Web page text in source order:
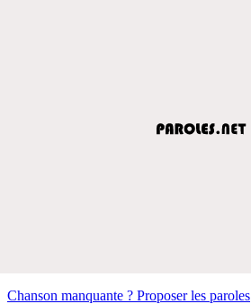
Chanson manquante ? Proposer les paroles